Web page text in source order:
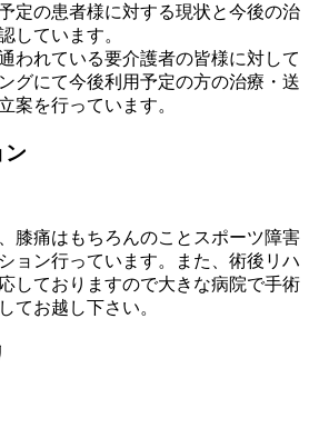
定の患者様に対する現状と今後の治
しています。
われている要介護者の皆様に対して
グにて今後利⽤予定の⽅の治療・送
案を⾏っています。
ン
膝痛はもちろんのことスポーツ障害
ョン行っています。また、術後リハ
しておりますので大きな病院で手術
てお越し下さい。